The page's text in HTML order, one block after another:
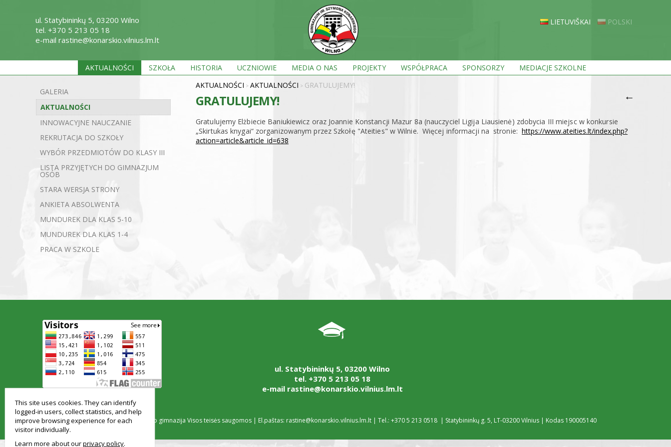
LIETUVIŠKAI POLSKI
AKTUALNOŚCI SZKOŁA HISTORIA UCZNIOWIE MEDIA O NAS PROJEKTY WSPÓŁPRACA SPONSORZY MEDIACJE SZKOLNE
ul. Statybininkų 5, 03200 Wilno
tel. +370 5 213 05 18
e-mail rastine@konarskio.vilnius.lm.lt
GALERIA
AKTUALNOŚCI
INNOWACYJNE NAUCZANIE
REKRUTACJA DO SZKOŁY
WYBÓR PRZEDMIOTÓW DO KLASY III
LISTA PRZYJĘTYCH DO GIMNAZJUM
OSÓB
STARA WERSJA STRONY
ANKIETA ABSOLWENTA
MUNDUREK DLA KLAS 5-10
MUNDUREK DLA KLAS 1-4
PRACA W SZKOLE
AKTUALNOŚCI > AKTUALNOŚCI > GRATULUJEMY!
GRATULUJEMY! ←
Gratulujemy Elżbiecie Baniukiewicz oraz Joannie Konstancji Mazur 8a (nauczyciel Ligija Liausienė) zdobycia III miejsc w konkursie
„Skirtukas knygai“ zorganizowanym przez Szkołę "Ateities" w Wilnie. Więcej informacji na stronie:https://www.ateities.lt/index.php?
action=article&article_id=638
ul. Statybininkų 5, 03200 Wilno
tel. +370 5 213 05 18
e-mail rastine@konarskio.vilnius.lm.lt
© Vilniaus Simono Konarskio gimnazija Visos teisės saugomos | El.paštas: rastine@konarskio.vilnius.lm.lt | Tel.: +370 5 213 0518 | Statybininkų g. 5, LT-03200 Vilnius | Kodas 190005140
This site uses cookies. They can identify
logged-in users, collect statistics, and help
improve browsing experience for each
visitor individually.
Learn more about ourprivacy policy